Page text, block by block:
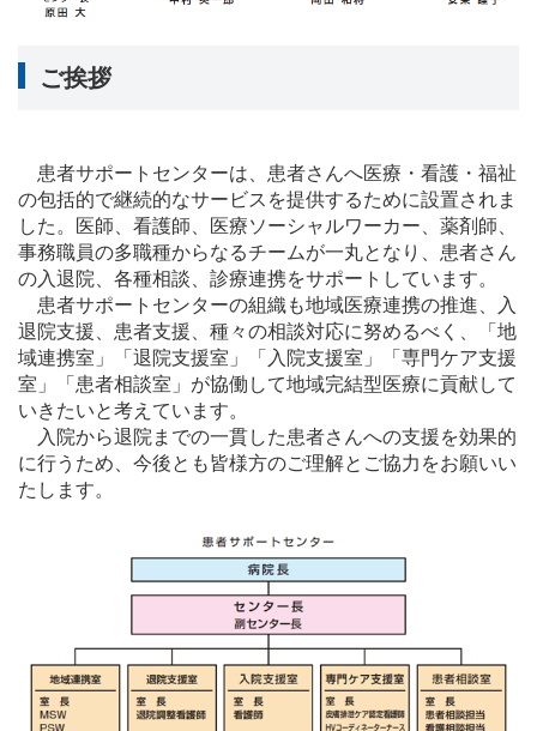
ご挨拶
患者サポートセンターは、患者さんへ医療・看護・福祉
の包括的で継続的なサービスを提供するために設置されま
した。医師、看護師、医療ソーシャルワーカー、薬剤師、
事務職員の多職種からなるチームが一丸となり、患者さん
の入退院、各種相談、診療連携をサポートしています。
患者サポートセンターの組織も地域医療連携の推進、入
退院支援、患者支援、種々の相談対応に努めるべく、「地
域連携室」「退院支援室」「入院支援室」「専門ケア支援
室」「患者相談室」が協働して地域完結型医療に貢献して
いきたいと考えています。
入院から退院までの一貫した患者さんへの支援を効果的
に行うため、今後とも皆様方のご理解とご協力をお願いい
たします。